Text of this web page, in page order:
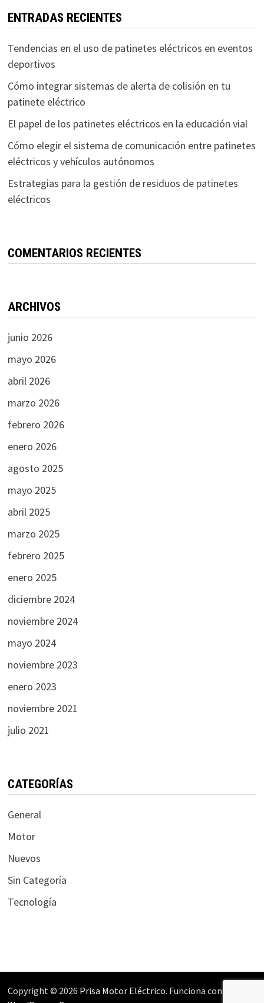
ENTRADAS RECIENTES
Tendencias en el uso de patinetes eléctricos en eventos
deportivos
Cómo integrar sistemas de alerta de colisión en tu
patinete eléctrico
El papel de los patinetes eléctricos en la educación vial
Cómo elegir el sistema de comunicación entre patinetes
eléctricos y vehículos autónomos
Estrategias para la gestión de residuos de patinetes
eléctricos
COMENTARIOS RECIENTES
ARCHIVOS
junio 2026
mayo 2026
abril 2026
marzo 2026
febrero 2026
enero 2026
agosto 2025
mayo 2025
abril 2025
marzo 2025
febrero 2025
enero 2025
diciembre 2024
noviembre 2024
mayo 2024
noviembre 2023
enero 2023
noviembre 2021
julio 2021
CATEGORÍAS
General
Motor
Nuevos
Sin Categoría
Tecnología
Copyright © 2026 Prisa Motor Eléctrico. Funciona con